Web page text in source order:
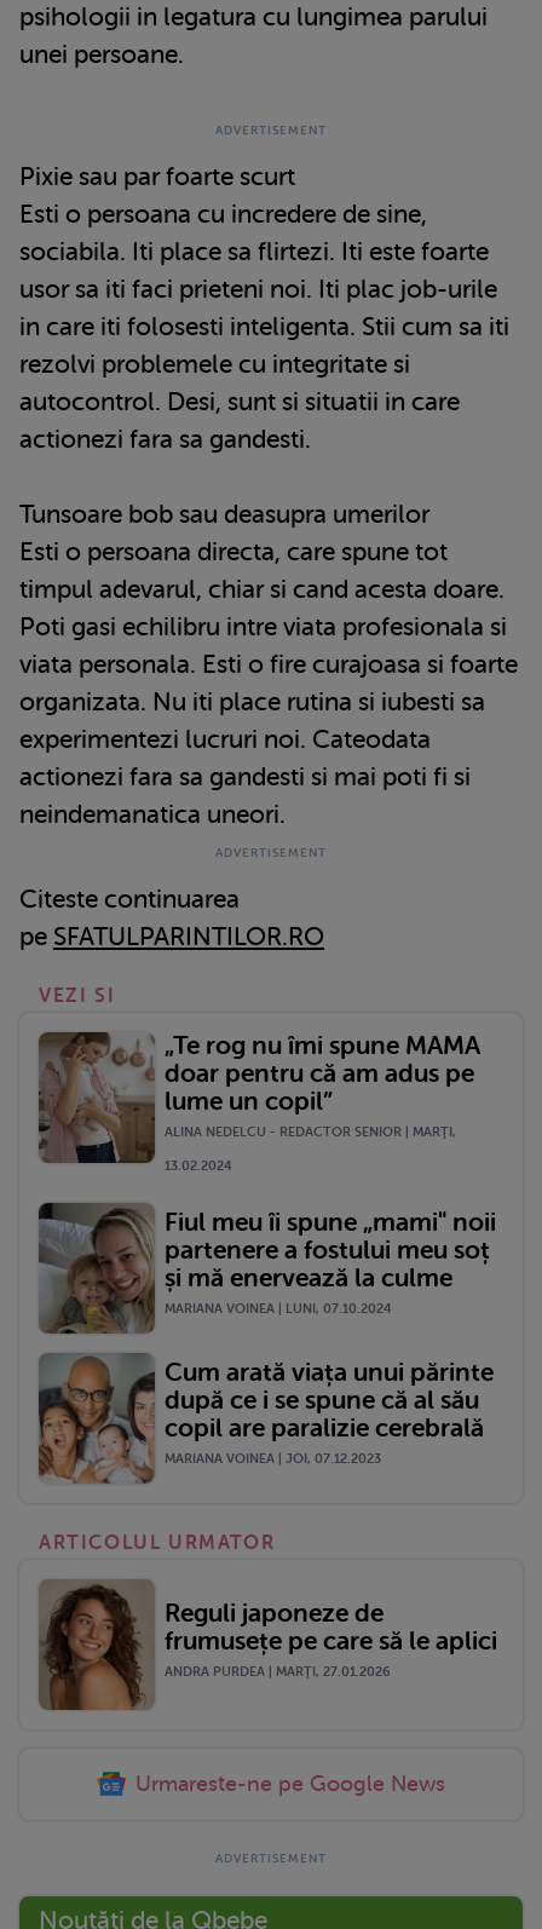
psihologii in legatura cu lungimea parului
unei persoane.
Pixie sau par foarte scurt
Esti o persoana cu incredere de sine,
sociabila. Iti place sa flirtezi. Iti este foarte
usor sa iti faci prieteni noi. Iti plac job-urile
in care iti folosesti inteligenta. Stii cum sa iti
rezolvi problemele cu integritate si
autocontrol. Desi, sunt si situatii in care
actionezi fara sa gandesti.
Tunsoare bob sau deasupra umerilor
Esti o persoana directa, care spune tot
timpul adevarul, chiar si cand acesta doare.
Poti gasi echilibru intre viata profesionala si
viata personala. Esti o fire curajoasa si foarte
organizata. Nu iti place rutina si iubesti sa
experimentezi lucruri noi. Cateodata
actionezi fara sa gandesti si mai poti fi si
neindemanatica uneori.
Citeste continuarea
pe SFATULPARINTILOR.RO
VEZI SI
„Te rog nu îmi spune MAMA
doar pentru că am adus pe
lume un copil”
ALINA NEDELCU - REDACTOR SENIOR | MARŢI,
13.02.2024
Fiul meu îi spune „mami" noii
partenere a fostului meu soț
și mă enervează la culme
MARIANA VOINEA | LUNI, 07.10.2024
Cum arată viața unui părinte
după ce i se spune că al său
copil are paralizie cerebrală
MARIANA VOINEA | JOI, 07.12.2023
ARTICOLUL URMATOR
Reguli japoneze de
frumusețe pe care să le aplici
ANDRA PURDEA | MARŢI, 27.01.2026
Urmareste-ne pe Google News
Noutăți de la Qbebe